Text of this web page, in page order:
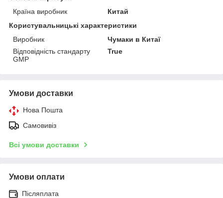
Країна виробник
Китай
Користувальницькі характеристики
Виробник
Чумаки в Китаї
Відповідність стандарту
GMP
True
Умови доставки
Нова Пошта
Самовивіз
Всі умови доставки
Умови оплати
Післяплата